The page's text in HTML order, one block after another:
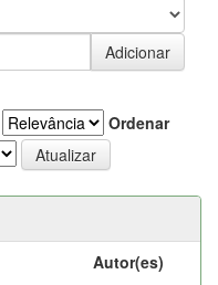
Ordenar
Autor(es)